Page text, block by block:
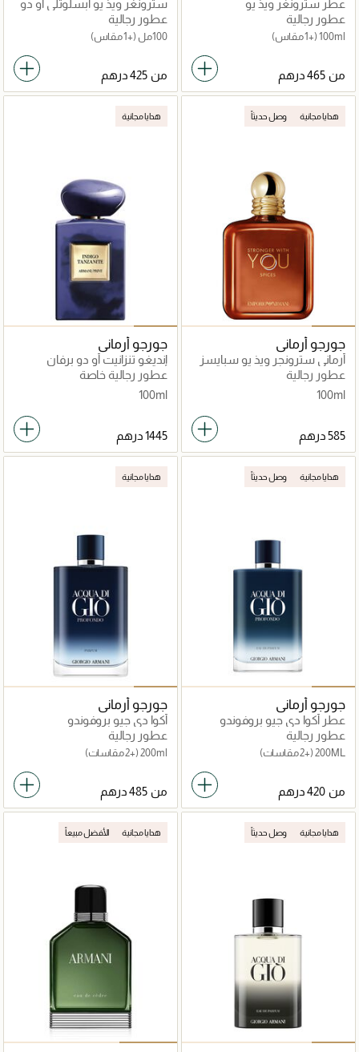
عطر سترونغر ويذ يو
عطور رجالية
100ml (+1 مقاس)
من
سترونغر ويذ يو أبسلوتلي أو دو
برفان
عطور رجالية
100مل (+1 مقاس)
من
هدايا مجانية وصل حديثاً
جورجو أرماني
أرماني سترونجر ويذ يو سبايسز
عطور رجالية
100ml
هدايا مجانية
جورجو أرماني
إنديغو تنزانيت أو دو برفان
100مل
عطور رجالية خاصة
100ml
هدايا مجانية وصل حديثاً
جورجو أرماني
عطر أكوا دي جيو بروفوندو
عطور رجالية
200ML (+2 مقاسات)
من
هدايا مجانية
جورجو أرماني
أكوا دي جيو بروفوندو
عطور رجالية
200ml (+2 مقاسات)
من
هدايا مجانية وصل حديثاً هدايا مجانية الأفضل مبيعاً